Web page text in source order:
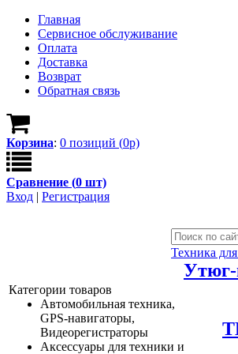
Главная
Сервисное обслуживание
Оплата
Доставка
Возврат
Обратная связь
Корзина: 0 позиций (0р)
Сравнение (0 шт)
Вход | Регистрация
Категории товаров
Автомобильная техника,
GPS-навигаторы,
Видеорегистраторы
Аксессуары для техники и
Техника
Утюг-